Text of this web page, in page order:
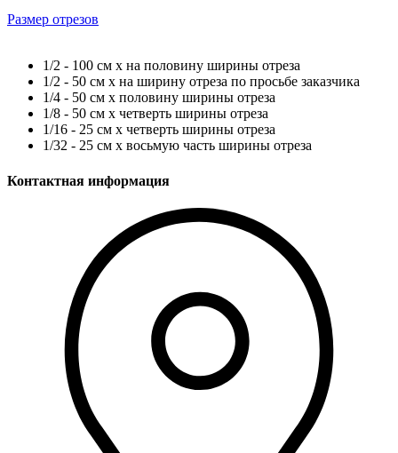
Размер отрезов
1/2 - 100 см х на половину ширины отреза
1/2 - 50 см х на ширину отреза по просьбе заказчика
1/4 - 50 см х половину ширины отреза
1/8 - 50 см х четверть ширины отреза
1/16 - 25 см х четверть ширины отреза
1/32 - 25 см х восьмую часть ширины отреза
Контактная информация